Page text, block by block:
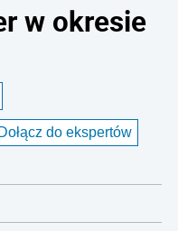
w okresie
Dołącz do ekspertów